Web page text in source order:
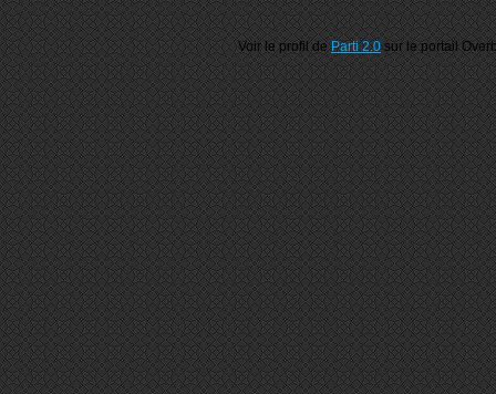
Voir le profil deParti 2.0sur le portail